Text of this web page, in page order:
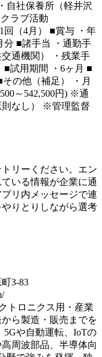
自社保養所（軽井沢
ラブ活動
回（4月） ■賞与 ・年
分 ■諸手当 ・通勤手
通機関） ・残業手
■試用期間 ・6ヶ月 ■
の他（補足） ・月
～542,500円) ※通
則なし） ※管理監督
リーください。エン
いる情報が企業に通
リ内メッセージで連
りとりしながら選考
3-83
トロニクス用・産業
ら製造・販売までを
や自動運転、IoTの
周波部品、半導体向